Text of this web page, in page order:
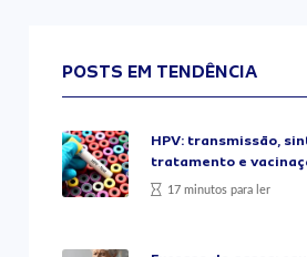
POSTS EM TENDÊNCIA
HPV: transmissão,
tratamento e
17 minutos para ler